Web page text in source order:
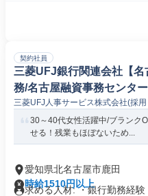
契約社員
三菱UFJ銀行関連会社【
務/名古屋融資事務センタ
ト株式会社 名古屋)
三菱UFJ人事サービス株式会社(採
30～40代女性活躍中/ブランク
せる！残業もほぼないため...
愛知県北名古屋市鹿田
時給1510円以上
求める人材: ・銀行勤務経